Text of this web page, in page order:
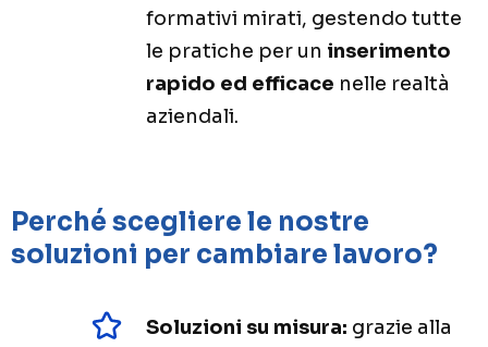
formativi mirati, gestendo tutte
le pratiche per un inserimento
rapido ed efficace nelle realtà
aziendali.
Perché scegliere le nostre
soluzioni per cambiare lavoro?
Soluzioni su misura: grazie alla